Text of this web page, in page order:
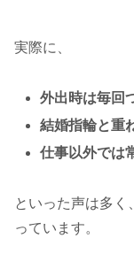
実際に、
外出時は毎回
結婚指輪と重
仕事以外では
といった声は多く
っています。